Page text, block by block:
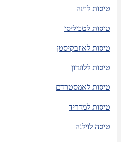
טיסות לוינה
טיסות לטביליסי
טיסות לאוזבקיסטן
טיסות ללונדון
טיסות לאמסטרדם
טיסות למדריד
טיסה לוילנה